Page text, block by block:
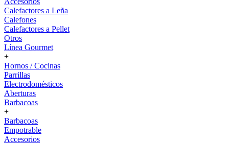
Calefactores a Leña
Calefones
Calefactores a Pellet
Otros
Línea Gourmet
+
Hornos / Cocinas
Parrillas
Electrodomésticos
Aberturas
Barbacoas
+
Barbacoas
Empotrable
Accesorios